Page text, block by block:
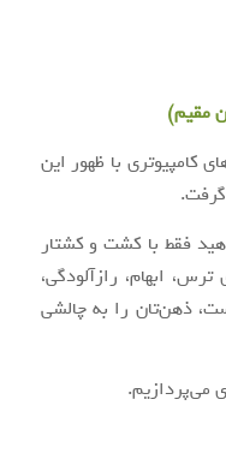
کامپیوتری با ظهور این
فقط با کشت و کشتار
ابهام، رازآلودگی،
ذهن‌تان را به چالشی
می‌پردازیم.